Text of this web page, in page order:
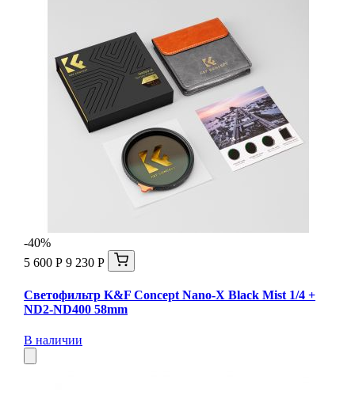
-40%
5 600 Р 9 230 Р
Светофильтр K&F Concept Nano-X Black Mist 1/4 +
ND2-ND400 58mm
В наличии